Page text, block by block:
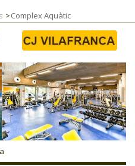
#SOMJOVES
Complex Aquàtic